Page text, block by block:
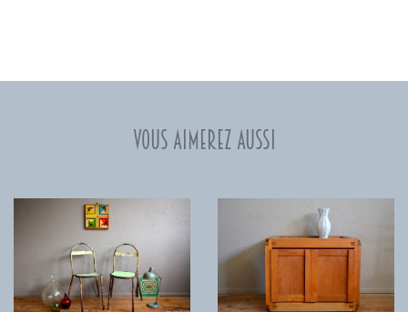
Vous aimerez aussi